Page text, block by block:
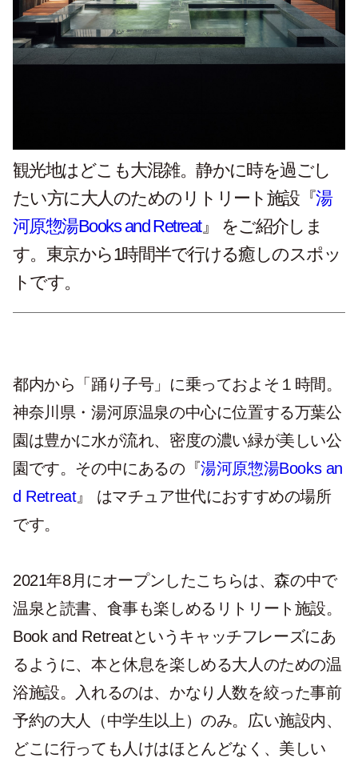
観光地はどこも大混雑。静かに時を過ごし
たい方に大人のためのリトリート施設『湯
河原惣湯Books and Retreat』 をご紹介しま
す。東京から1時間半で行ける癒しのスポッ
トです。
都内から「踊り子号」に乗っておよそ１時間。
神奈川県・湯河原温泉の中心に位置する万葉公
園は豊かに水が流れ、密度の濃い緑が美しい公
園です。その中にあるの『湯河原惣湯Books an
d Retreat』 はマチュア世代におすすめの場所
です。
2021年8月にオープンしたこちらは、森の中で
温泉と読書、食事も楽しめるリトリート施設。
Book and Retreatというキャッチフレーズにあ
るように、本と休息を楽しめる大人のための温
浴施設。入れるのは、かなり人数を絞った事前
予約の大人（中学生以上）のみ。広い施設内、
どこに行っても人けはほとんどなく、美しい